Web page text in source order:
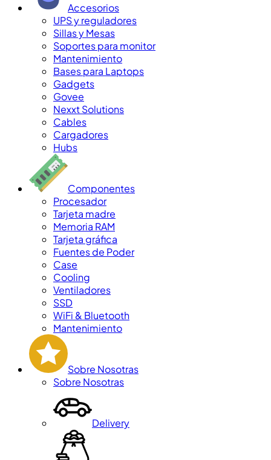
Accesorios
UPS y reguladores
Sillas y Mesas
Soportes para monitor
Mantenimiento
Bases para Laptops
Gadgets
Govee
Nexxt Solutions
Cables
Cargadores
Hubs
Componentes
Procesador
Tarjeta madre
Memoria RAM
Tarjeta gráfica
Fuentes de Poder
Case
Cooling
Ventiladores
SSD
WiFi & Bluetooth
Mantenimiento
Sobre Nosotras
Sobre Nosotras
Delivery